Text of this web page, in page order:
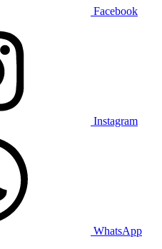
Facebook
Instagram
WhatsApp